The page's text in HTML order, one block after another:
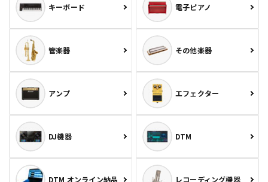
キーボード 電子ピアノ
管楽器 その他楽器
アンプ エフェクター
DJ機器 DTM
DTM オンライン納品 レコーディング機器